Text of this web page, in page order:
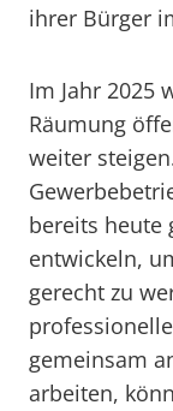
ihrer Bürger
Im Jahr 2025
Räumung
weiter
bereits heute
entwickeln,
gerecht zu
gemeinsam
arbeiten,